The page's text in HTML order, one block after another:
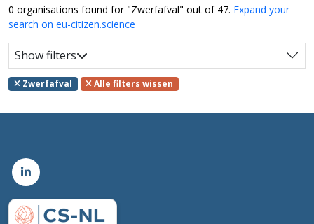
0 organisations found for "Zwerfafval" out of 47. Expand your
search on eu-citizen.science
Show filters
Zwerfafval Alle filters wissen